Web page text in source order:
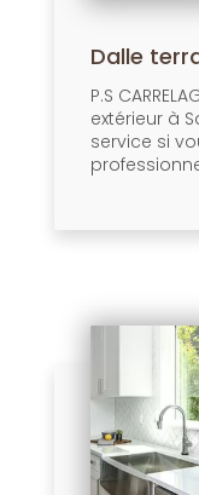
Dalle
P.S
extérieur à
service si